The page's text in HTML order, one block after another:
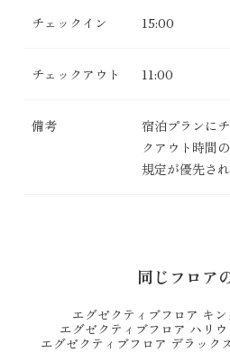
チェックイン 15:00
チェックアウト 11:00
備考
宿泊プランに
クアウト時間
規定が優先され
同じフロア
エグゼクティブフロア キ
エグゼクティブフロア ハリ
エグゼクティブフロア デラック